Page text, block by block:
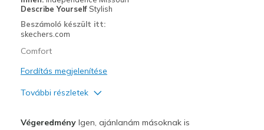
Describe Yourself Stylish
Beszámoló készült itt:
skechers.com
Comfort
Fordítás megjelenítése
További részletek
VégeredményIgen, ajánlanám másoknak is